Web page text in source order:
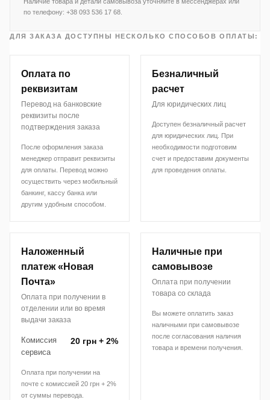
по телефону: +38 093 536 17 68.
ДЛЯ ЗАКАЗА ДОСТУПНЫ НЕСКОЛЬКО СПОСОБОВ ОПЛАТЫ:
Оплата по
реквизитам
Перевод на банковские
реквизиты после
подтверждения заказа
После оформления заказа
менеджер отправит реквизиты
для оплаты. Перевод можно
осуществить через мобильный
банкинг, кассу банка или
другим удобным способом.
Безналичный
расчет
Для юридических лиц
Доступен безналичный расчет
для юридических лиц. При
необходимости подготовим
счет и предоставим документы
для проведения оплаты.
Наложенный
платеж «Новая
Почта»
Оплата при получении в
отделении или во время
выдачи заказа
Комиссия
сервиса
20 грн + 2%
Оплата при получении на
почте с комиссией 20 грн + 2%
от суммы перевода.
Наличные при
самовывозе
Оплата при получении
товара со склада
Вы можете оплатить заказ
наличными при самовывозе
после согласования наличия
товара и времени получения.